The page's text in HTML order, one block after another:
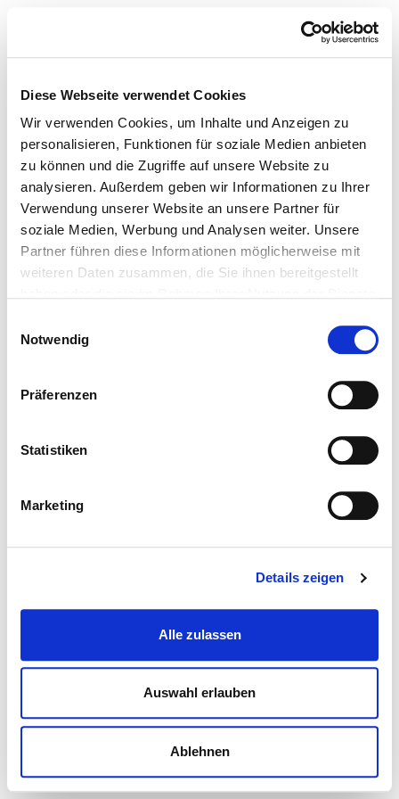
Diese Webseite verwendet Cookies
Wir verwenden Cookies, um Inhalte und Anzeigen zu
personalisieren, Funktionen für soziale Medien anbieten
zu können und die Zugriffe auf unsere Website zu
analysieren. Außerdem geben wir Informationen zu Ihrer
Verwendung unserer Website an unsere Partner für
soziale Medien, Werbung und Analysen weiter. Unsere
Partner führen diese Informationen möglicherweise mit
weiteren Daten zusammen, die Sie ihnen bereitgestellt
Notwendig
Präferenzen
Statistiken
Marketing
Details zeigen
Alle zulassen
Auswahl erlauben
Ablehnen